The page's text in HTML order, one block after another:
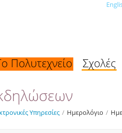
Πολυτεχνείο Σχολές
Υπηρεσίες / Ημερολόγιο /